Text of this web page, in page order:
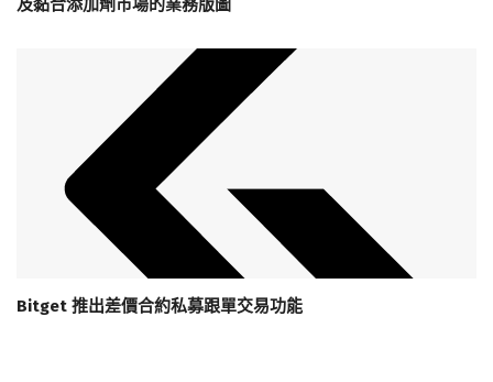
及黏合添加劑市場的業務版圖
Bitget 推出差價合約私募跟單交易功能